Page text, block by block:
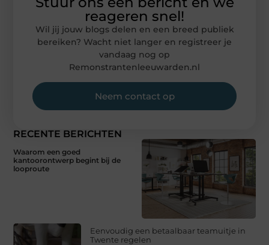
RECENTE BERICHTEN
Waarom een goed
kantoorontwerp begint bij de
looproute
Eenvoudig een betaalbaar teamuitje in
Twente regelen
reageren snel!
Wil jij jouw blogs delen en een breed publiek
bereiken? Wacht niet langer en registreer je
vandaag nog op
Remonstrantenleeuwarden.nl
Neem contact op